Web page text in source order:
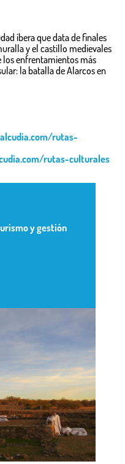
íbera que data de finales
y el castillo medievales
enfrentamientos más
la batalla de Alarcos en
rutas-
rutas-culturales
y gestión